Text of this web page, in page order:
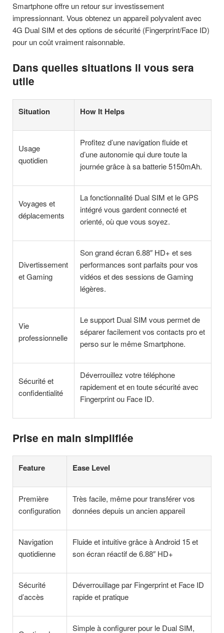
Smartphone offre un retour sur investissement
impressionnant. Vous obtenez un appareil polyvalent avec
4G Dual SIM et des options de sécurité (Fingerprint/Face ID)
pour un coût vraiment raisonnable.
Dans quelles situations il vous sera
utile
Situation How It Helps
Usage
quotidien
Profitez d’une navigation fluide et
d’une autonomie qui dure toute la
journée grâce à sa batterie 5150mAh.
Voyages et
déplacements
La fonctionnalité Dual SIM et le GPS
intégré vous gardent connecté et
orienté, où que vous soyez.
Divertissement
et Gaming
Son grand écran 6.88″ HD+ et ses
performances sont parfaits pour vos
vidéos et des sessions de Gaming
légères.
Vie
professionnelle
Le support Dual SIM vous permet de
séparer facilement vos contacts pro et
perso sur le même Smartphone.
Sécurité et
confidentialité
Déverrouillez votre téléphone
rapidement et en toute sécurité avec
Fingerprint ou Face ID.
Prise en main simplifiée
Feature Ease Level
Première
configuration
Très facile, même pour transférer vos
données depuis un ancien appareil
Navigation
quotidienne
Fluide et intuitive grâce à Android 15 et
son écran réactif de 6.88″ HD+
Sécurité
d’accès
Déverrouillage par Fingerprint et Face ID
rapide et pratique
Simple à configurer pour le Dual SIM,